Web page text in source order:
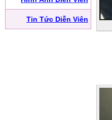
Tin Tức Diễn Viên